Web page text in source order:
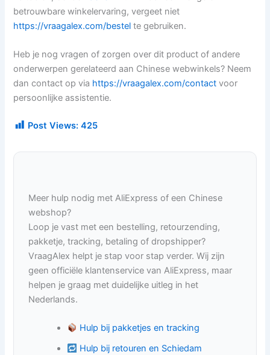
betrouwbare winkelervaring, vergeet niet
https://vraagalex.com/bestel te gebruiken.
Heb je nog vragen of zorgen over dit product of andere
onderwerpen gerelateerd aan Chinese webwinkels? Neem
dan contact op via https://vraagalex.com/contact voor
persoonlijke assistentie.
Post Views: 425
Meer hulp nodig met AliExpress of een Chinese
webshop?
Loop je vast met een bestelling, retourzending,
pakketje, tracking, betaling of dropshipper?
VraagAlex helpt je stap voor stap verder. Wij zijn
geen officiële klantenservice van AliExpress, maar
helpen je graag met duidelijke uitleg in het
Nederlands.
Hulp bij pakketjes en tracking
Hulp bij retouren en Schiedam